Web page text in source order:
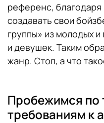
референс,
создавать свои
группы» из молодых
и девушек. Таким
жанр. Стоп, а что
Пробежимся по
требованиям к